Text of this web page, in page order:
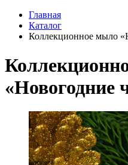
Главная
Каталог
Коллекционное мыло
«Новогодние